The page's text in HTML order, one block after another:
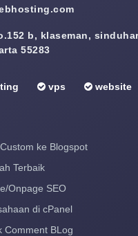
b, klaseman,
55283
vps website
ke Blogspot
Terbaik
Onpage SEO
di cPanel
Comment BLog